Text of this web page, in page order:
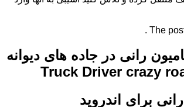
The
رانی در جاده های دیوانه
برای اندروید